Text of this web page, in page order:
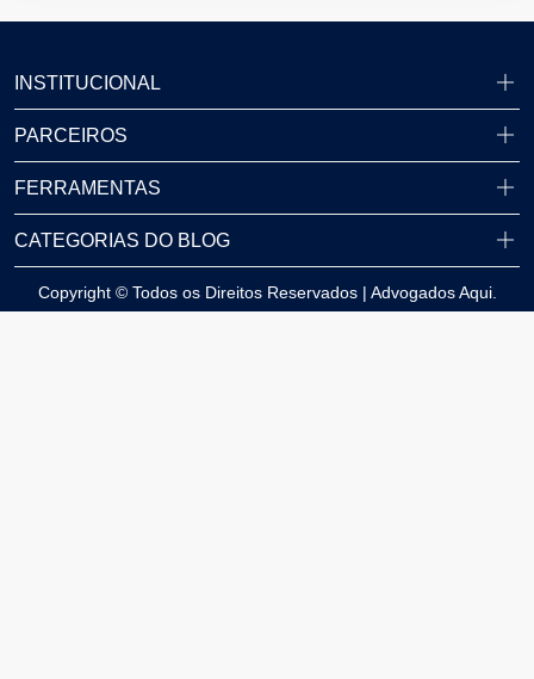
INSTITUCIONAL
PARCEIROS
FERRAMENTAS
CATEGORIAS DO BLOG
Copyright © Todos os Direitos Reservados | Advogados Aqui.